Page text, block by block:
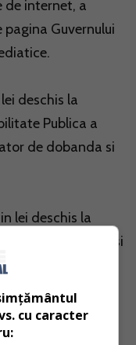
de internet, a
Guvernului
deschis la
Publica a
de dobanda si
lei deschis la
juridice si
virament
"Sistemului
dezvoltat,
de Autoritatea
cu caracter